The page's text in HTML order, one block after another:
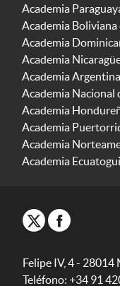
Academia
Academia Boliviana
Academia
Academia
Academia
Academia Nacional
Academia
Academia
Academia
Academia
Felipe IV, 4 - 28014
Teléfono: +34 91